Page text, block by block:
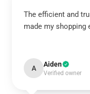
The efficient and
made my shopping
A Aiden
Verified owner